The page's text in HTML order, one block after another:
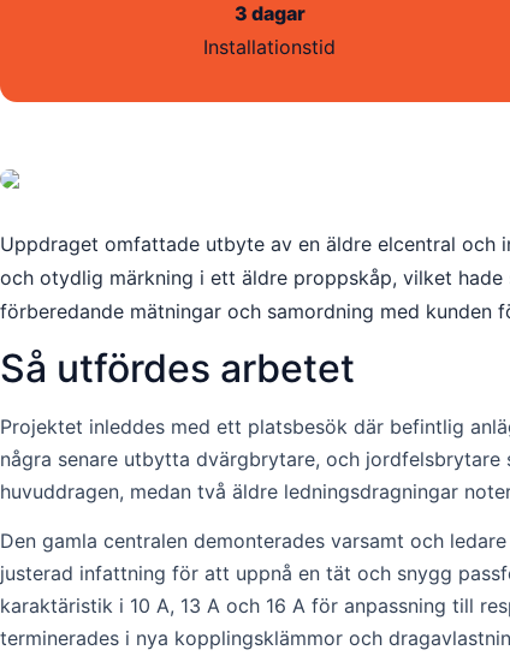
3 dagar
Installationstid
Uppdraget omfattade utbyte av en äldre elcentral och
och otydlig märkning i ett äldre proppskåp, vilket
förberedande mätningar och samordning med
Så utfördes arbetet
Projektet inleddes med ett platsbesök där befintlig
några senare utbytta dvärgbrytare, och
huvuddragen, medan två äldre ledningsdragningar
Den gamla centralen demonterades varsamt och
justerad infattning för att uppnå en tät och snygg
karaktäristik i 10 A, 13 A och 16 A för anpassning till
terminerades i nya kopplingsklämmor och